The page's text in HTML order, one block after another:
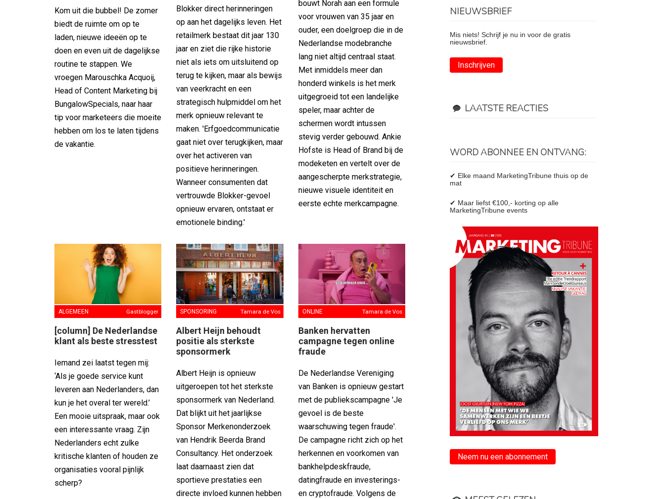
Kom uit die bubbel! De zomer
biedt de ruimte om op te
laden, nieuwe ideeën op te
doen en even uit de dagelijkse
routine te stappen. We
vroegen Marouschka Acquoij,
Head of Content Marketing bij
BungalowSpecials, naar haar
tip voor marketeers die moeite
hebben om los te laten tijdens
de vakantie.
Blokker direct herinneringen
op aan het dagelijks leven. Het
retailmerk bestaat dit jaar 130
jaar en ziet die rijke historie
niet als iets om uitsluitend op
terug te kijken, maar als bewijs
van veerkracht en een
strategisch hulpmiddel om het
merk opnieuw relevant te
maken. 'Erfgoedcommunicatie
gaat niet over terugkijken, maar
over het activeren van
positieve herinneringen.
Wanneer consumenten dat
vertrouwde Blokker-gevoel
opnieuw ervaren, ontstaat er
emotionele binding.'
bouwt Norah aan een formule
voor vrouwen van 35 jaar en
ouder, een doelgroep die in de
Nederlandse modebranche
lang niet altijd centraal staat.
Met inmiddels meer dan
honderd winkels is het merk
uitgegroeid tot een landelijke
speler, maar achter de
schermen wordt intussen
stevig verder gebouwd. Ankie
Hofste is Head of Brand bij de
modeketen en vertelt over de
aangescherpte merkstrategie,
nieuwe visuele identiteit en
eerste echte merkcampagne.
ALGEMEEN Gastblogger
[column] De Nederlandse
klant als beste stresstest
Iemand zei laatst tegen mij:
‘Als je goede service kunt
leveren aan Nederlanders, dan
kun je het overal ter wereld.’
Een mooie uitspraak, maar ook
een interessante vraag. Zijn
Nederlanders echt zulke
kritische klanten of houden ze
organisaties vooral pijnlijk
scherp?
SPONSORING Tamara de Vos
Albert Heijn behoudt
positie als sterkste
sponsormerk
Albert Heijn is opnieuw
uitgeroepen tot het sterkste
sponsormerk van Nederland.
Dat blijkt uit het jaarlijkse
Sponsor Merkenonderzoek
van Hendrik Beerda Brand
Consultancy. Het onderzoek
laat daarnaast zien dat
sportieve prestaties een
directe invloed kunnen hebben
ONLINE Tamara de Vos
Banken hervatten
campagne tegen online
fraude
De Nederlandse Vereniging
van Banken is opnieuw gestart
met de publiekscampagne 'Je
gevoel is de beste
waarschuwing tegen fraude'.
De campagne richt zich op het
herkennen en voorkomen van
bankhelpdeskfraude,
datingfraude en investerings-
en cryptofraude. Volgens de
NIEUWSBRIEF
Mis niets! Schrijf je nu in voor de gratis
nieuwsbrief.
Inschrijven
LAATSTE REACTIES
WORD ABONNEE EN ONTVANG:
✔ Elke maand MarketingTribune thuis op de
mat
✔ Maar liefst €100,- korting op alle
MarketingTribune events
Neem nu een abonnement